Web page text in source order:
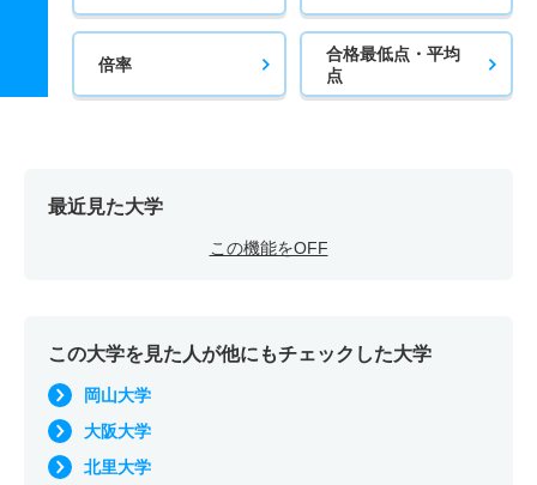
倍率
合格最低点・平均
点
最近見た大学
この機能をOFF
この大学を見た人が他にもチェックした大学
岡山大学
大阪大学
北里大学